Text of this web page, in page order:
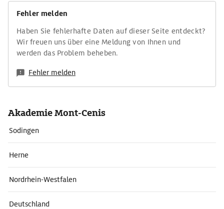
Fehler melden
Haben Sie fehlerhafte Daten auf dieser Seite entdeckt?
Wir freuen uns über eine Meldung von Ihnen und
werden das Problem beheben.
Fehler melden
Akademie Mont-Cenis
Sodingen
Herne
Nordrhein-Westfalen
Deutschland